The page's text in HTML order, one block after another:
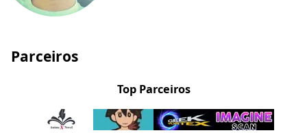
Parceiros
Top Parceiros